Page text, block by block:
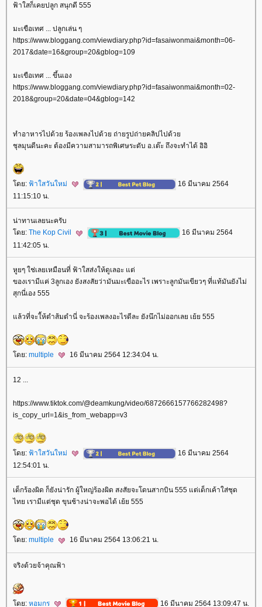
ฟ้าใสก็เคยปลูก สนุกดี 555
มะเขือเทศ ... ปลูกเล่น ๆ
https://www.bloggang.com/viewdiary.php?id=fasaiwonmai&month=06-
2017&date=16&group=20&gblog=109
มะเขือเทศ ... ขึ้นเอง
https://www.bloggang.com/viewdiary.php?id=fasaiwonmai&month=02-
2018&group=20&date=04&gblog=142
ทำอาหารไปด้วย ร้องเพลงไปด้วย ถ่ายรูปถ่ายคลิปไปด้ว
ชุลมุนดีนะคะ ต้องมีความสามารถพิเศษระดับ อ.เต๊ะ ถึงจะทำได้ อิอิ
ดย: ฟ้าใสวันใหม่
16 มีนาคม 2564
11:15:10 น.
น่าทานเลยนะครับ
ดย: The Kop Civil
16 มีนาคม 2564
11:42:05 น.
หูยๆ ใช่เลยเหมือนที่ ฟ้าใสส่งให้ดูเลอะ แต่
ของเรามีแค่ 3ลูกเอง ยังสงสัยว่ามันมะเขืออะไร เพราะลูกมันเขียวๆ ที่แท้มันยังไม่
สุกนี่เอง 555
ล้วที่จะใ้ห้ตำส้มตำนี่ จะร้องเพลงอะไรดีละ ยังนึกไม่ออกเลย เย้ย 555
ดย: multiple 16 มีนาคม 2564 12:34:04 น.
12 ...
https://www.tiktok.com/@deamkung/video/6872666157766282498?
is_copy_url=1&is_from_webapp=v3
ดย: ฟ้าใสวันใหม่
16 มีนาคม 2564
12:54:01 น.
เด็กร้องผิด ก็ยังน่ารัก ผู้ใหญ่ร้องผิด สงสัยจะโดนสากบิน 555 แต่เด็กเค้าใส่ชุด
ไทย เรามีแต่ชุด ขุนช้างน่าจะพอได้ เย้ย 555
ดย: multiple 16 มีนาคม 2564 13:06:21 น.
จริงด้วยจ้าคุณฟ้า
ดย: หอมกร 16 มีนาคม 2564 13:09:47 น.